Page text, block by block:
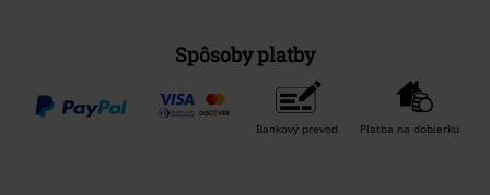
Spôsoby platby
Bankový prevod Platba na dobierku